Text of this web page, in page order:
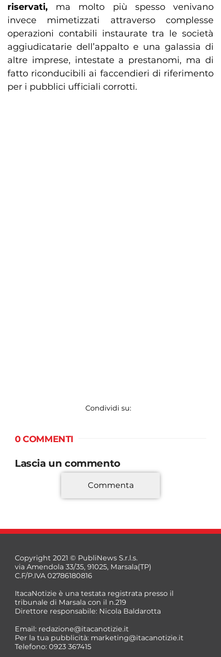
riservati, ma molto più spesso venivano
invece mimetizzati attraverso complesse
operazioni contabili instaurate tra le società
aggiudicatarie dell’appalto e una galassia di
altre imprese, intestate a prestanomi, ma di
fatto riconducibili ai faccendieri di riferimento
per i pubblici ufficiali corrotti.
Condividi su:
0 COMMENTI
Lascia un commento
*
*
Commenta
Copyright 2021 © PubliNews S.r.l.s.
via Amendola 33/35, 91025, Marsala(TP)
C.F/P.IVA 02786180816
ItacaNotizie è una testata registrata presso il
tribunale di Marsala con il n.219
Direttore responsabile: Nicola Baldarotta
Email: redazione@itacanotizie.it
Per la tua pubblicità: marketing@itacanotizie.it
Telefono: 0923 367415